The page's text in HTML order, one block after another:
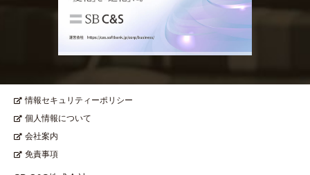
情報セキュリティーポリシー
個人情報について
会社案内
免責事項